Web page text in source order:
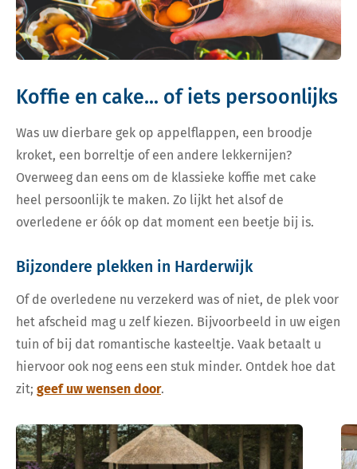
Koffie en cake... of iets persoonlijks
Was uw dierbare gek op appelflappen, een broodje
kroket, een borreltje of een andere lekkernijen?
Overweeg dan eens om de klassieke koffie met cake
heel persoonlijk te maken. Zo lijkt het alsof de
overledene er óók op dat moment een beetje bij is.
Bijzondere plekken in Harderwijk
Of de overledene nu verzekerd was of niet, de plek voor
het afscheid mag u zelf kiezen. Bijvoorbeeld in uw eigen
tuin of bij dat romantische kasteeltje. Vaak betaalt u
hiervoor ook nog eens een stuk minder. Ontdek hoe dat
zit; geef uw wensen door.